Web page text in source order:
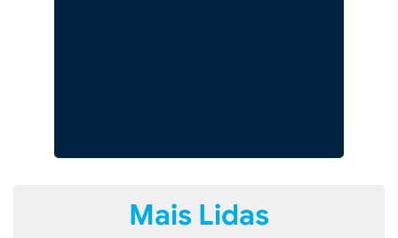
Mais Lidas